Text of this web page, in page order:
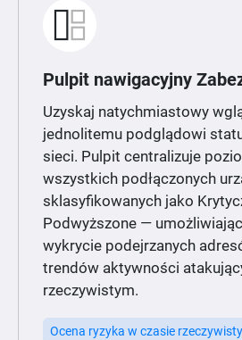
Pulpit nawigacyjny
Uzyskaj natychmiastowy
jednolitemu podglądowi
sieci. Pulpit centralizuje
wszystkich podłączonych
sklasyfikowanych jako
Podwyższone —
wykrycie podejrzanych
trendów aktywności
rzeczywistym.
Ocena ryzyka w czasie